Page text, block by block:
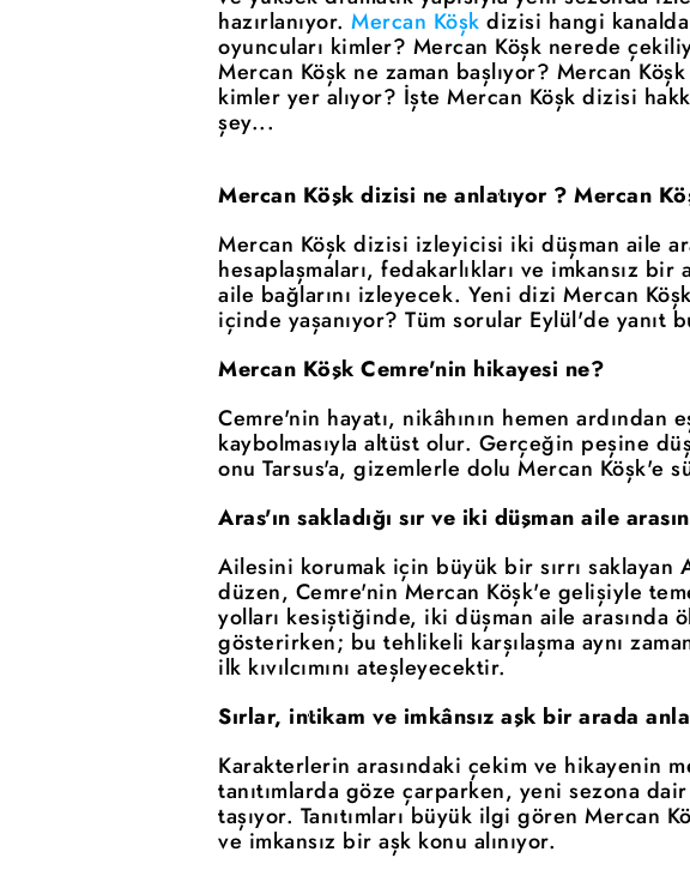
hazırlanıyor. Mercan Köşk dizisi hangi
oyuncuları kimler? Mercan Köşk nerede
Mercan Köşk ne zaman başlıyor? Mercan
kimler yer alıyor? İşte Mercan Köşk dizisi
şey...
Mercan Köşk dizisi ne anlatıyor ? Mercan
Mercan Köşk dizisi izleyicisi iki düşman aile
hesaplaşmaları, fedakarlıkları ve imkansız bir
aile bağlarını izleyecek. Yeni dizi Mercan
içinde yaşanıyor? Tüm sorular Eylül'de yanıt
Mercan Köşk Cemre'nin hikayesi ne?
Cemre'nin hayatı, nikâhının hemen
kaybolmasıyla altüst olur. Gerçeğin peşine
onu Tarsus'a, gizemlerle dolu Mercan Köşk'e
Aras'ın sakladığı sır ve iki düşman aile
Ailesini korumak için büyük bir sırrı saklayan
düzen, Cemre'nin Mercan Köşk'e gelişiyle
yolları kesiştiğinde, iki düşman aile arasında
gösterirken; bu tehlikeli karşılaşma aynı
ilk kıvılcımını ateşleyecektir.
Sırlar, intikam ve imkânsız aşk bir arada
Karakterlerin arasındaki çekim ve hikayenin
tanıtımlarda göze çarparken, yeni sezona
taşıyor. Tanıtımları büyük ilgi gören Mercan
ve imkansız bir aşk konu alınıyor.